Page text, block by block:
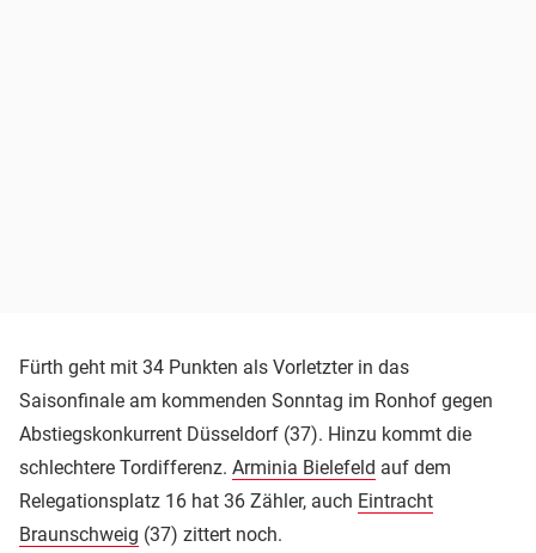
Fürth geht mit 34 Punkten als Vorletzter in das
Saisonfinale am kommenden Sonntag im Ronhof gegen
Abstiegskonkurrent Düsseldorf (37). Hinzu kommt die
schlechtere Tordifferenz. Arminia Bielefeld auf dem
Relegationsplatz 16 hat 36 Zähler, auch Eintracht
Braunschweig (37) zittert noch.